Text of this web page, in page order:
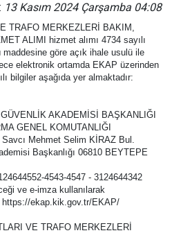
13 Kasım 2024 Çarşamba 04:08
TRAFO MERKEZLERİ BAKIM,
ALIMI hizmet alımı 4734 sayılı
göre açık ihale usulü ile
elektronik ortamda EKAP üzerinden
bilgiler aşağıda yer almaktadır:
AKADEMİSİ BAŞKANLIĞI
GENEL KOMUTANLIĞI
Mehmet Selim KİRAZ Bul.
Başkanlığı 06810 BEYTEPE
4543-4547 - 3124644342
ve e-imza kullanılarak
https://ekap.kik.gov.tr/EKAP/
VE TRAFO MERKEZLERİ